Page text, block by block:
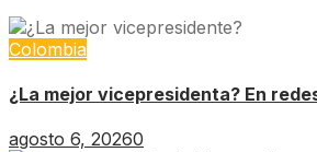
Colombia
¿La mejor vicepresidenta? En
agosto 6, 20260